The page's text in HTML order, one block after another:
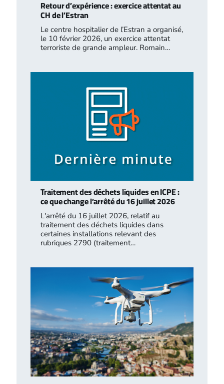
Retour d’expérience : exercice attentat au
CH de l’Estran
Le centre hospitalier de l’Estran a organisé,
le 10 février 2026, un exercice attentat
terroriste de grande ampleur. Romain…
Traitement des déchets liquides en ICPE :
ce que change l’arrêté du 16 juillet 2026
L'arrêté du 16 juillet 2026, relatif au
traitement des déchets liquides dans
certaines installations relevant des
rubriques 2790 (traitement…